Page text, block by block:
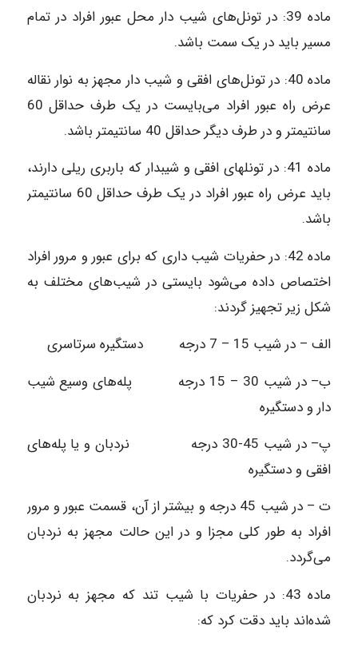
ماده‌ 39: در تونل‌های شیب دار محل عبور افراد در تمام
مسیر باید در یک سمت باشد.
ماده‌ 40: در تونل‌های افقی و شیب دار مجهز به نوار نقاله
عرض راه عبور افراد می‌بایست در یک طرف حداقل 60
سانتیمتر و در طرف دیگر حداقل 40 سانتیمتر باشد.
ماده‌ 41: در تونل‎های افقی و شیب‎دار که باربری ریلی دارند،
باید عرض راه عبور افراد در یک طرف حداقل 60 سانتیمتر
باشد.
ماده‌ 42: در حفریات شیب داری که برای عبور و مرور افراد
اختصاص داده می‌شود بایستی در شیب‌های مختلف به
شکل زیر تجهیز گردند:
الف – در شیب 15 – 7 درجه دستگیره سرتاسری
ب– در شیب 30 – 15 درجه پله‌های وسیع شیب
دار و دستگیره
پ– در شیب 45-30 درجه نردبان و یا پله‌های
افقی و دستگیره
ت – در شیب 45 درجه و بیشتر از آن، قسمت عبور و مرور
افراد به طور کلی مجزا و در این حالت مجهز به نردبان
می‌گردد.
ماده‌ 43: در حفریات با شیب تند که مجهز به نردبان
شده‌اند باید دقت کرد که: